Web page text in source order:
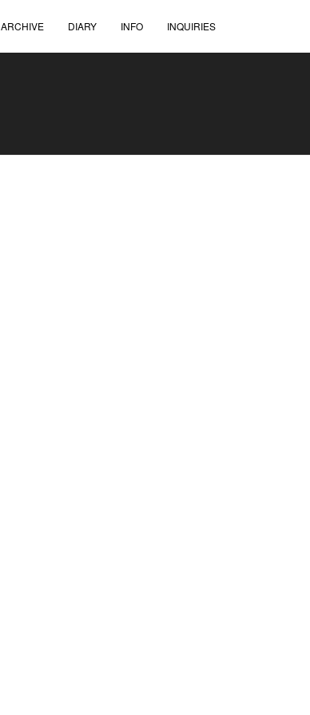
ARCHIVE DIARY INFO INQUIRIES